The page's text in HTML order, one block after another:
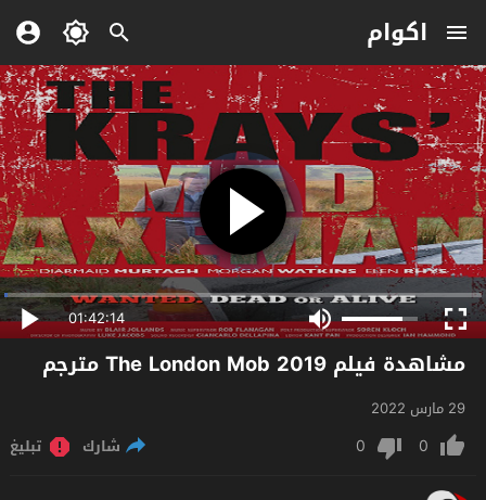
اكوام
01:42:14
مشاهدة فيلم The London Mob 2019 مترجم
29 مارس 2022
0
0 شارك تبليغ